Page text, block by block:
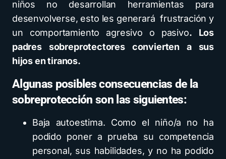
niños no desarrollan herramientas para
desenvolverse, esto les generará frustración y
un comportamiento agresivo o pasivo.
Los
padres sobreprotectores convierten a sus
hijos en tiranos.
Algunas posibles consecuencias de la
sobreprotección son las siguientes:
Baja autoestima. Como el niño/a no ha
podido poner a prueba su competencia
personal, sus habilidades, y no ha podido